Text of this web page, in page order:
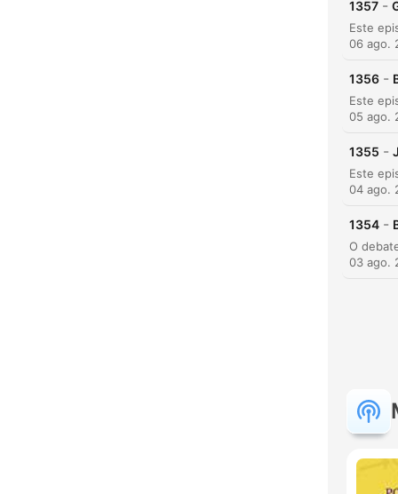
1357 -
06 ago.
1356 -
05 ago.
1355 -
04 ago.
1354 -
03 ago.